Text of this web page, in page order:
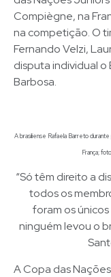
Compiègne, na
na competição. O
Fernando Velzi,
disputa individual o
Barbosa.
A brasiliense Rafaela Barreto
França;
“Só têm direito a
todos os
foram os
ninguém levou o
A Copa das